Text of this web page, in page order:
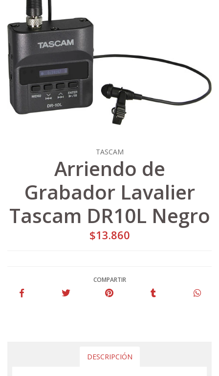
TASCAM
Arriendo de
Grabador Lavalier
Tascam DR10L Negro
$13.860
COMPARTIR
DESCRIPCIÓN